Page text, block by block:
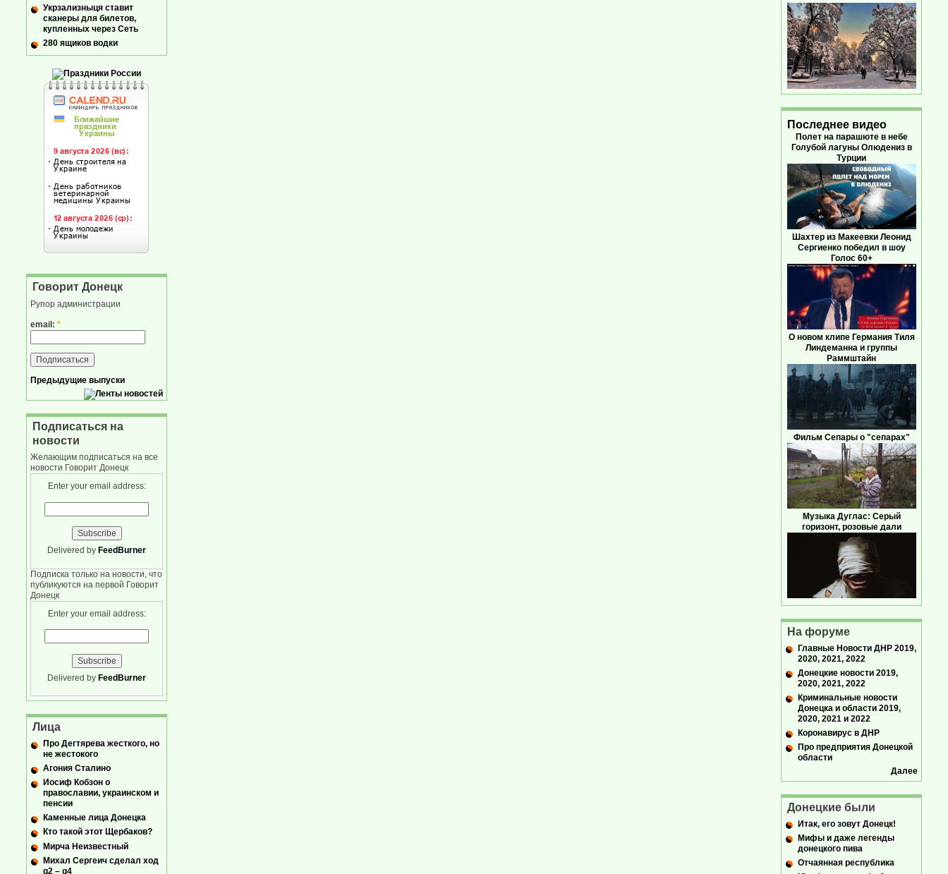
Укрзализныця ставит
сканеры для билетов,
купленных через Сеть
280 ящиков водки
Говорит Донецк
Рупор администрации
email: *
Предыдущие выпуски
Подписаться на
новости
Желающим подписаться на все
новости Говорит Донецк
Enter your email address:
Delivered by FeedBurner
Подписка только на новости, что
публикуются на первой Говорит
Донецк
Enter your email address:
Delivered by FeedBurner
Лица
Про Дегтярева жесткого, но
не жестокого
Агония Сталино
Иосиф Кобзон о
православии, украинском и
пенсии
Каменные лица Донецка
Кто такой этот Щербаков?
Мирча Неизвестный
Михал Сергеич сделал ход
g2 – g4
Последнее видео
Полет на парашюте в небе
Голубой лагуны Олюдениз в
Турции
Шахтер из Макеевки Леонид
Сергиенко победил в шоу
Голос 60+
О новом клипе Германия Тиля
Линдеманна и группы
Раммштайн
Фильм Сепары о "сепарах"
Музыка Дуглас: Серый
горизонт, розовые дали
На форуме
Главные Новости ДНР 2019,
2020, 2021, 2022
Донецкие новости 2019,
2020, 2021, 2022
Криминальные новости
Донецка и области 2019,
2020, 2021 и 2022
Коронавирус в ДНР
Про предприятия Донецкой
области
Далее
Донецкие были
Итак, его зовут Донецк!
Мифы и даже легенды
донецкого пива
Отчаянная республика